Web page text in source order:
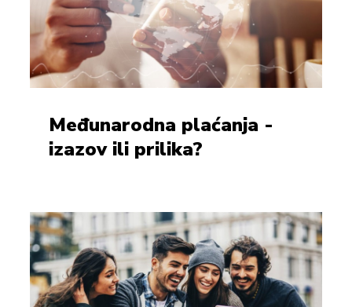
Međunarodna plaćanja -
izazov ili prilika?